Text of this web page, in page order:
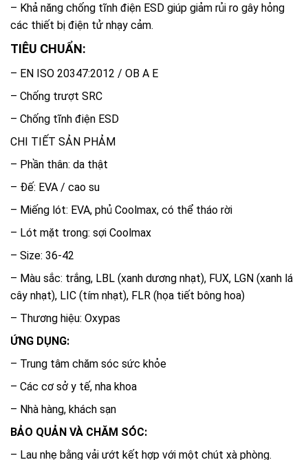
– Khả năng chống tĩnh điện ESD giúp giảm rủi ro gây hỏng
các thiết bị điện tử nhạy cảm.
TIÊU CHUẨN:
– EN ISO 20347:2012 / OB A E
– Chống trượt SRC
– Chống tĩnh điện ESD
CHI TIẾT SẢN PHẢM
– Phần thân: da thật
– Đế: EVA / cao su
– Miếng lót: EVA, phủ Coolmax, có thể tháo rời
– Lót mặt trong: sợi Coolmax
– Size: 36-42
– Màu sắc: trắng, LBL (xanh dương nhạt), FUX, LGN (xanh lá
cây nhạt), LIC (tím nhạt), FLR (họa tiết bông hoa)
– Thương hiệu: Oxypas
ỨNG DỤNG:
– Trung tâm chăm sóc sức khỏe
– Các cơ sở y tế, nha khoa
– Nhà hàng, khách sạn
BẢO QUẢN VÀ CHĂM SÓC:
– Lau nhẹ bằng vải ướt kết hợp với một chút xà phòng.